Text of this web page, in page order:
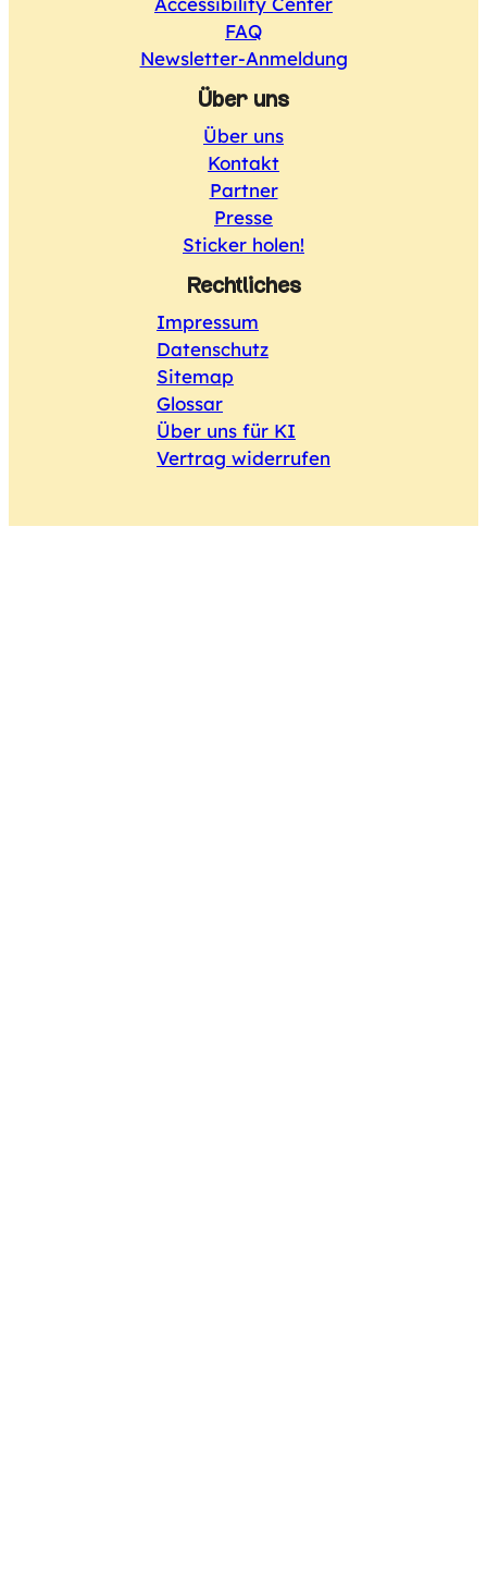
FAQ
Newsletter-Anmeldung
Über uns
Über uns
Kontakt
Partner
Presse
Sticker holen!
Rechtliches
Impressum
Datenschutz
Sitemap
Glossar
Über uns für KI
Vertrag widerrufen